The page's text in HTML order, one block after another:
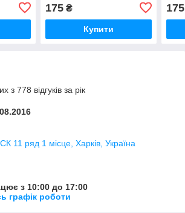
175₴
Купити
175
з 778 відгуків за рік
11 ряд 1 місце, Харків, Україна
з 10:00 до 17:00
графік роботи